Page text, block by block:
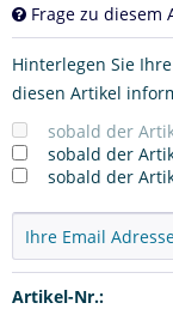
Frage zu diesem
Hinterlegen Sie
diesen Artikel
sobald der
sobald der
sobald der
Artikel-Nr.: